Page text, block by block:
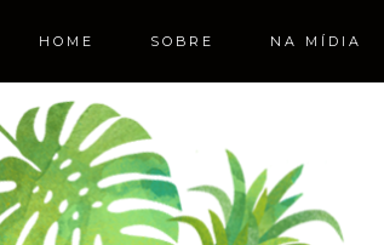
HOME SOBRE NA MÍDIA